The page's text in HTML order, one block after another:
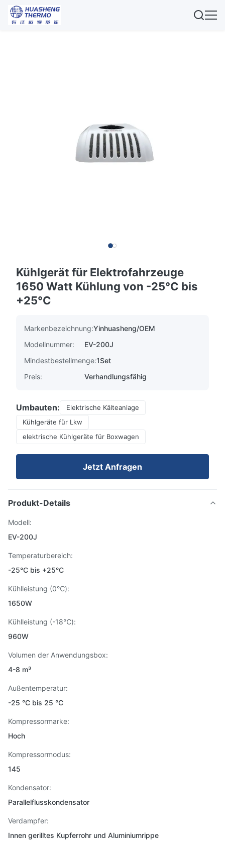
Kühlgerät für Elektrofahrzeuge
1650 Watt Kühlung von -25°C bis
+25°C
Markenbezeichnung:Yinhuasheng/OEM
Modellnummer:
EV-200J
Mindestbestellmenge:1Set
Preis:
Verhandlungsfähig
Umbauten:
Elektrische Kälteanlage
Kühlgeräte für Lkw
elektrische Kühlgeräte für Boxwagen
Jetzt Anfragen
Produkt-Details
Modell:
EV-200J
Temperaturbereich:
-25°C bis +25°C
Kühlleistung (0℃):
1650W
Kühlleistung (-18℃):
960W
Volumen der Anwendungsbox:
4-8 m³
Außentemperatur:
-25 °C bis 25 °C
Kompressormarke:
Hoch
Kompressormodus:
145
Kondensator:
Parallelflusskondensator
Verdampfer:
Innen gerilltes Kupferrohr und Aluminiumrippe